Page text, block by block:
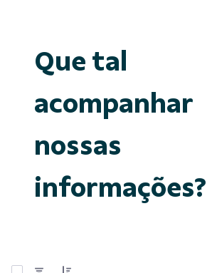
Que tal
acompanhar
nossas
informações?